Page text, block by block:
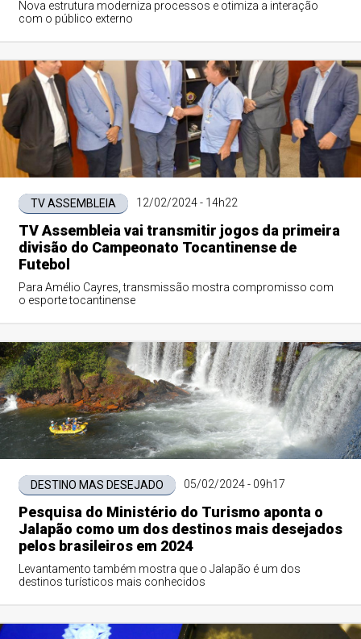
Nova estrutura moderniza processos e otimiza a interação
com o público externo
TV ASSEMBLEIA 12/02/2024 - 14h22
TV Assembleia vai transmitir jogos da primeira
divisão do Campeonato Tocantinense de
Futebol
Para Amélio Cayres, transmissão mostra compromisso com
o esporte tocantinense
DESTINO MAS DESEJADO 05/02/2024 - 09h17
Pesquisa do Ministério do Turismo aponta o
Jalapão como um dos destinos mais desejados
pelos brasileiros em 2024
Levantamento também mostra que o Jalapão é um dos
destinos turísticos mais conhecidos